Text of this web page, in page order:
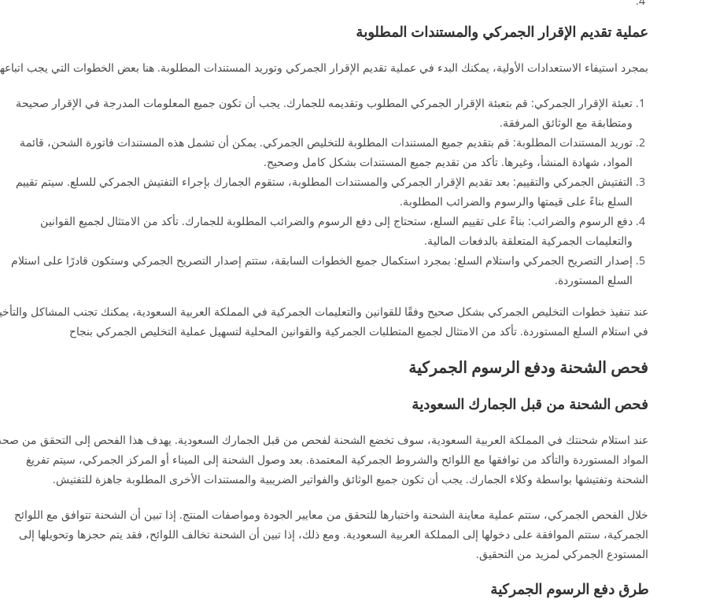
عملية تقديم الإقرار الجمركي والمستندات المطلوبة
بمجرد استيفاء الاستعدادات الأولية، يمكنك البدء في عملية تقديم الإقرار الجمركي وتوريد المستندات المطلوبة. هنا بعض الخطوات التي يجب
تعبئة الإقرار الجمركي: قم بتعبئة الإقرار الجمركي المطلوب وتقديمه للجمارك. يجب أن تكون جميع المعلومات المدرجة في الإقرار صحيحة
ومتطابقة مع الوثائق المرفقة.
توريد المستندات المطلوبة: قم بتقديم جميع المستندات المطلوبة للتخليص الجمركي. يمكن أن تشمل هذه المستندات فاتورة الشحن، قائمة
المواد، شهادة المنشأ، وغيرها. تأكد من تقديم جميع المستندات بشكل كامل وصحيح.
التفتيش الجمركي والتقييم: بعد تقديم الإقرار الجمركي والمستندات المطلوبة، ستقوم الجمارك بإجراء التفتيش الجمركي للسلع. سيتم تقييم
السلع بناءً على قيمتها والرسوم والضرائب المطلوبة.
دفع الرسوم والضرائب: بناءً على تقييم السلع، ستحتاج إلى دفع الرسوم والضرائب المطلوبة للجمارك. تأكد من الامتثال لجميع القوانين
والتعليمات الجمركية المتعلقة بالدفعات المالية.
إصدار التصريح الجمركي واستلام السلع: بمجرد استكمال جميع الخطوات السابقة، ستتم إصدار التصريح الجمركي وستكون قادرًا على استلام
السلع المستوردة.
عند تنفيذ خطوات التخليص الجمركي بشكل صحيح وفقًا للقوانين والتعليمات الجمركية في المملكة العربية السعودية، يمكنك تجنب المشاكل
في استلام السلع المستوردة. تأكد من الامتثال لجميع المتطلبات الجمركية والقوانين المحلية لتسهيل عملية التخليص الجمركي بنجاح
فحص الشحنة ودفع الرسوم الجمركية
فحص الشحنة من قبل الجمارك السعودية
عند استلام شحنتك في المملكة العربية السعودية، سوف تخضع الشحنة لفحص من قبل الجمارك السعودية. يهدف هذا الفحص إلى التحقق من
المواد المستوردة والتأكد من توافقها مع اللوائح والشروط الجمركية المعتمدة. بعد وصول الشحنة إلى الميناء أو المركز الجمركي، سيتم تفريغ
الشحنة وتفتيشها بواسطة وكلاء الجمارك. يجب أن تكون جميع الوثائق والفواتير الضريبية والمستندات الأخرى المطلوبة جاهزة للتفتيش.
خلال الفحص الجمركي، ستتم عملية معاينة الشحنة واختبارها للتحقق من معايير الجودة ومواصفات المنتج. إذا تبين أن الشحنة تتوافق مع اللوائح
الجمركية، ستتم الموافقة على دخولها إلى المملكة العربية السعودية. ومع ذلك، إذا تبين أن الشحنة تخالف اللوائح، فقد يتم حجزها وتحويلها إلى
المستودع الجمركي لمزيد من التحقيق.
طرق دفع الرسوم الجمركية